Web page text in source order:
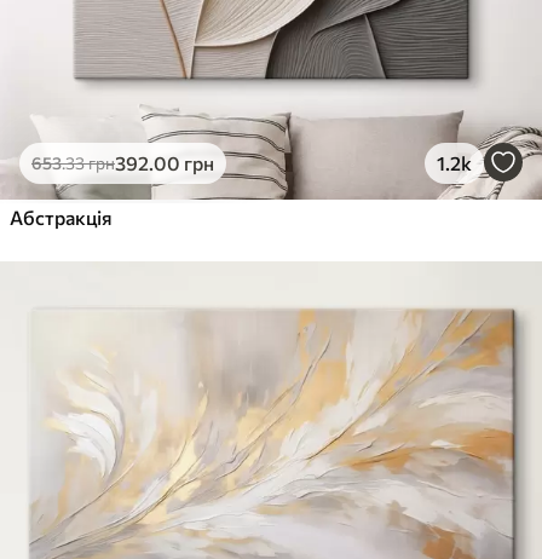
Безпечне чорнило без запаху
Поверхня з текстурою полотна
Екологічний матеріал
Еко-Преміум
1230 .00 грн
✓Яскраві, насичені кольори
Поверхня з текстурою полотна
653.33грн392.00 грн 1.2k
Абстракція